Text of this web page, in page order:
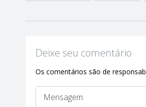
Deixe seu comentário
Os comentários são de